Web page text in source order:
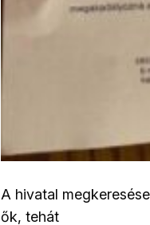
A hivatal
ők, tehát